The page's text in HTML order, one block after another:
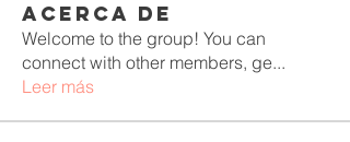
Acerca de
Welcome to the group! You can
connect with other members, ge...
Leer más